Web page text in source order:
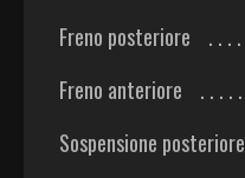
Freno posteriore
Freno anteriore
Sospensione posteriore